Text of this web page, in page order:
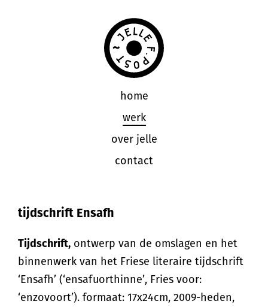
home
werk
over jelle
contact
tijdschrift Ensafh
Tijdschrift, ontwerp van de omslagen en het
binnenwerk van het Friese literaire tijdschrift
‘Ensafh’ (‘ensafuorthinne’, Fries voor:
‘enzovoort’). formaat: 17x24cm, 2009-heden,